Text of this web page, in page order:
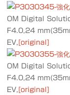
OM Digital
F4.0,24
EV, [original]
OM Digital
F4.0,24
EV, [original]